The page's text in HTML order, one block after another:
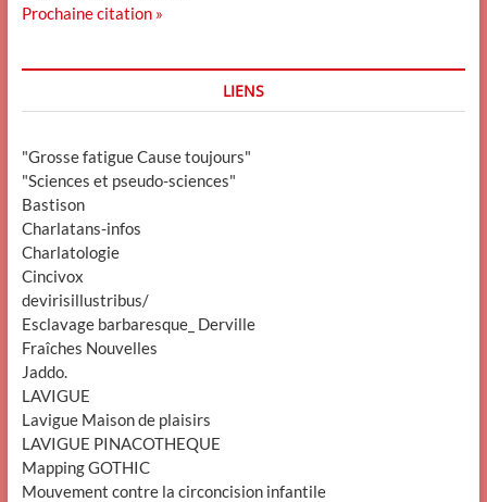
Prochaine citation »
LIENS
"Grosse fatigue Cause toujours"
"Sciences et pseudo-sciences"
Bastison
Charlatans-infos
Charlatologie
Cincivox
devirisillustribus/
Esclavage barbaresque_ Derville
Fraîches Nouvelles
Jaddo.
LAVIGUE
Lavigue Maison de plaisirs
LAVIGUE PINACOTHEQUE
Mapping GOTHIC
Mouvement contre la circoncision infantile